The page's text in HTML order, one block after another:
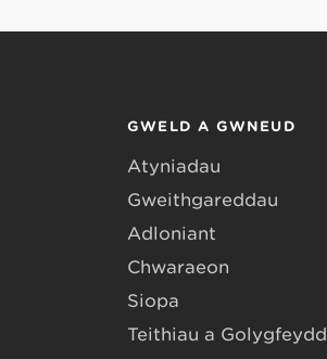
GWELD A GWNEUD
Atyniadau
Gweithgareddau
Adloniant
Chwaraeon
Siopa
Teithiau a Golygfeydd